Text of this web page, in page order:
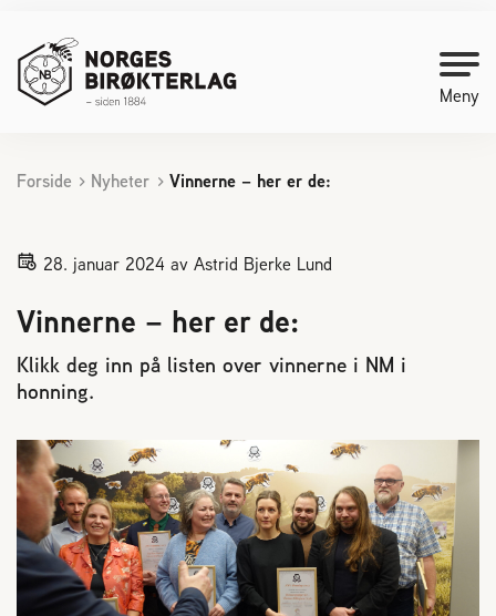
Meny
Kontakt oss
Bli medlem
Starte med birøkt
Medlemssider
Biene svermer
Reaksjon på bistikk
Om Norges Birøkterlag
Forside Nyheter Vinnerne – her er de:
28. januar 2024 av Astrid Bjerke Lund
Vinnerne – her er de:
Klikk deg inn på listen over vinnerne i NM i
honning.